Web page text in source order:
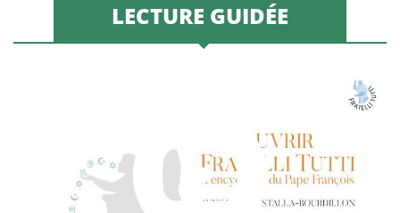
LECTURE GUIDÉE